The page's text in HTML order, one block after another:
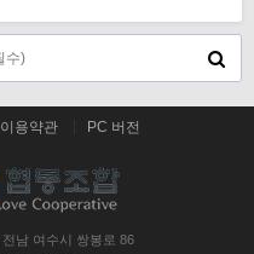
이용약관 PC 버전
전남 여수시 쌍봉로 86